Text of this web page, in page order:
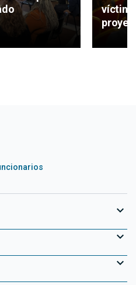
expand_more
expand_more
expand_more